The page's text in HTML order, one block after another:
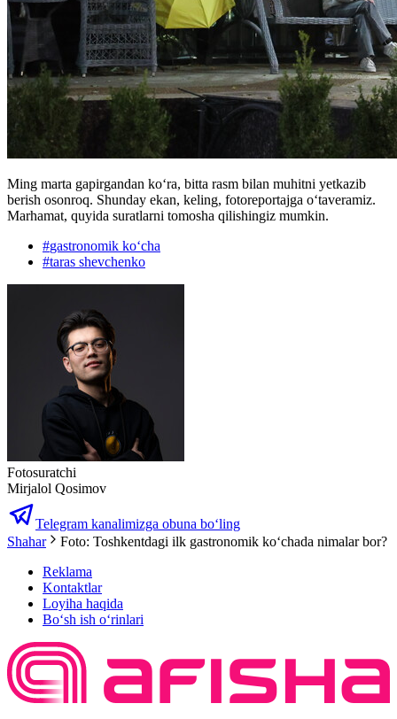
Ming marta gapirgandan koʻra, bitta rasm bilan muhitni yetkazib
berish osonroq. Shunday ekan, keling, fotoreportajga oʻtaveramiz.
Marhamat, quyida suratlarni tomosha qilishingiz mumkin.
#gastronomik koʻcha
#taras shevchenko
Fotosuratchi
Mirjalol Qosimov
Telegram kanalimizga obuna bo‘ling
Shahar
Foto: Toshkentdagi ilk gastronomik koʻchada nimalar bor?
Reklama
Kontaktlar
Loyiha haqida
Bo‘sh ish o‘rinlari